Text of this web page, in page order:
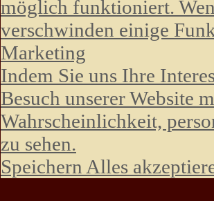
möglich funktioniert.
verschwinden einige
Marketing
Indem Sie uns Ihre
Besuch unserer Website
Wahrscheinlichkeit,
zu sehen.
Speichern Alles